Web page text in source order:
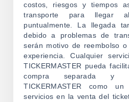
costos, riesgos y tiempos
transporte para llegar
puntualmente. La llegada
debido a problemas de
serán motivo de reembolso
experiencia. Cualquier
TICKERMASTER pueda
compra separada y
TICKERMASTER como
servicios en la venta del